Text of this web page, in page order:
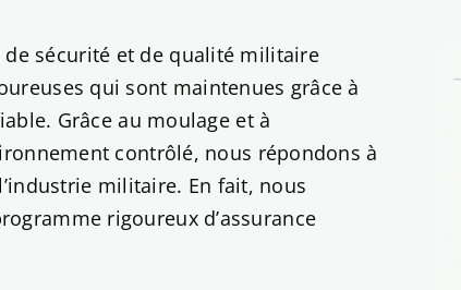
sécurité et de qualité militaire
qui sont maintenues grâce à
Grâce au moulage et à
contrôlé, nous répondons à
militaire. En fait, nous
rigoureux d’assurance